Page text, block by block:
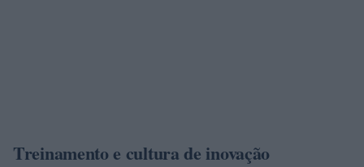
Treinamento e cultura de inovação